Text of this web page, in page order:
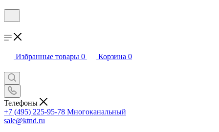
Избранные товары 0 Корзина 0
Телефоны
+7 (495) 225-95-78 Многоканальный
sale@ktnd.ru